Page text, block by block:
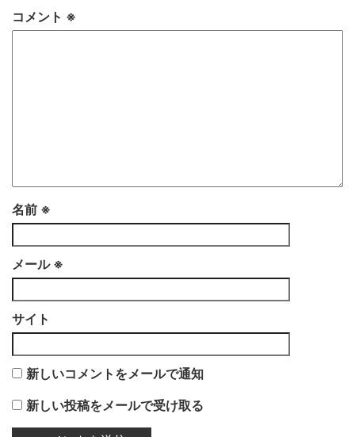
コメント ※
名前 ※
メール ※
サイト
新しいコメントをメールで通知
新しい投稿をメールで受け取る